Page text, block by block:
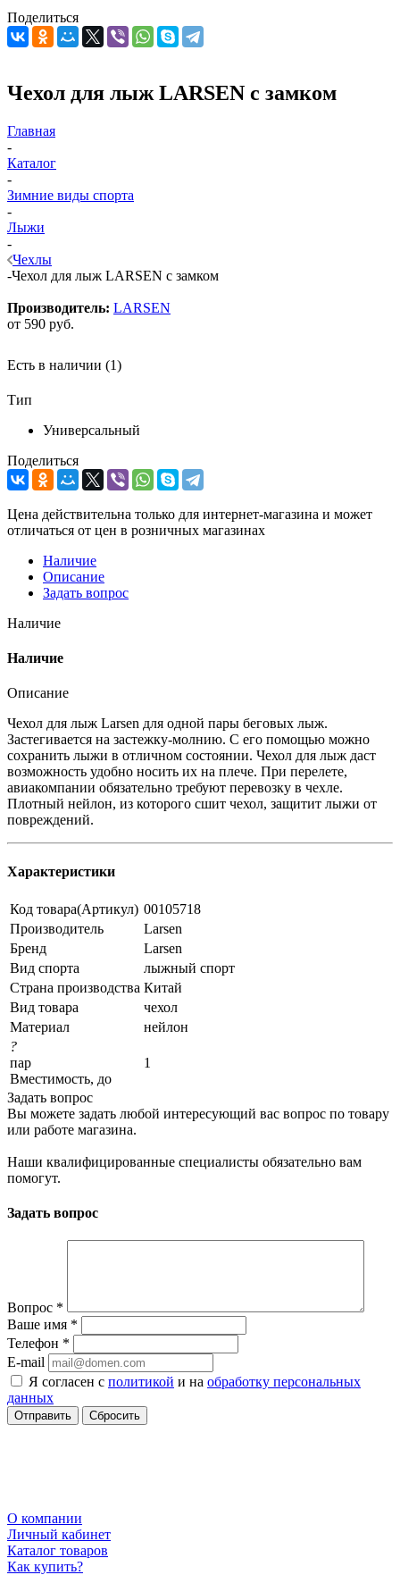
Поделиться
Чехол для лыж LARSEN с замком
Главная
-
Каталог
-
Зимние виды спорта
-
Лыжи
-
Чехлы
-Чехол для лыж LARSEN с замком
Производитель: LARSEN
от 590 руб.
Есть в наличии (1)
Тип
Универсальный
Поделиться
Цена действительна только для интернет-магазина и может
отличаться от цен в розничных магазинах
Наличие
Описание
Задать вопрос
Наличие
Наличие
Описание
Чехол для лыж Larsen для одной пары беговых лыж.
Застегивается на застежку-молнию. С его помощью можно
сохранить лыжи в отличном состоянии. Чехол для лыж даст
возможность удобно носить их на плече. При перелете,
авиакомпании обязательно требуют перевозку в чехле.
Плотный нейлон, из которого сшит чехол, защитит лыжи от
повреждений.
Характеристики
Код товара(Артикул) 00105718
Производитель
Larsen
Бренд
Larsen
Вид спорта
лыжный спорт
Страна производства Китай
Вид товара
чехол
Материал
нейлон
?
пар
Вместимость, до
1
Задать вопрос
Вы можете задать любой интересующий вас вопрос по товару
или работе магазина.
Наши квалифицированные специалисты обязательно вам
помогут.
Задать вопрос
Вопрос *
Ваше имя *
Телефон *
E-mail
Я согласен с политикой и на обработку персональных
данных
Сбросить
О компании
Личный кабинет
Каталог товаров
Как купить?